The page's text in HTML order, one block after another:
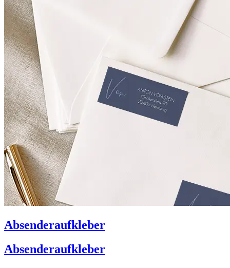
Absenderaufkleber
Absenderaufkleber